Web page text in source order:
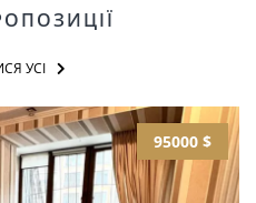
УСІ
95000 $